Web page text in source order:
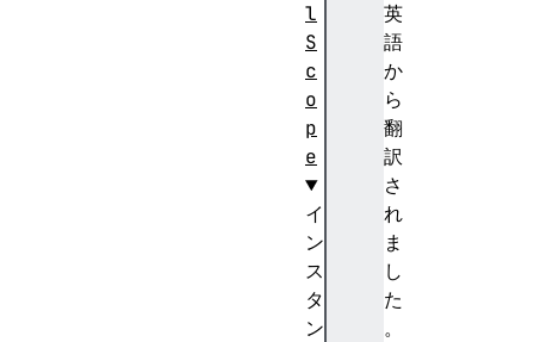
英
語
か
ら
翻
訳
さ
れ
ま
し
た
。
l
S
c
o
p
e
イ
ン
ス
タ
ン